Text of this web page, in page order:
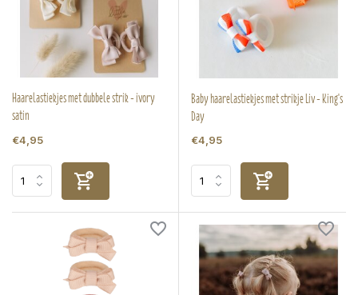
Haarelastiekjes met dubbele strik - ivory
satin
€4,95
Baby haarelastiekjes met strikje Liv - King's
Day
€4,95